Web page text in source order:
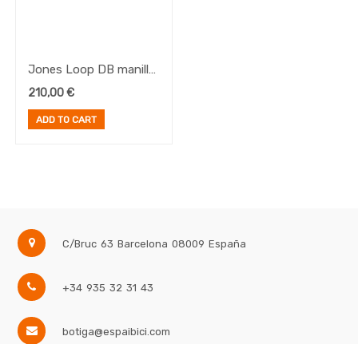
Jones Loop DB manillar
710 negro
210,00€
ADD TO CART
C/Bruc 63 Barcelona 08009 España
+34 935 32 31 43
botiga@espaibici.com